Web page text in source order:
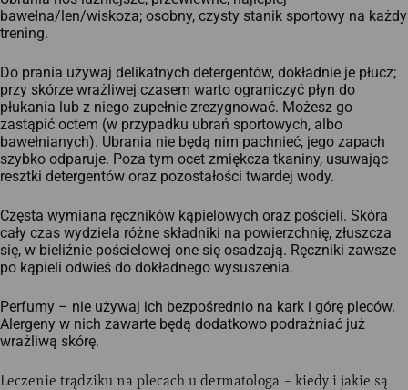
bawełna/len/wiskoza; osobny, czysty stanik sportowy na każdy
trening.
Do prania używaj delikatnych detergentów, dokładnie je płucz;
przy skórze wrażliwej czasem warto ograniczyć płyn do
płukania lub z niego zupełnie zrezygnować. Możesz go
zastąpić octem (w przypadku ubrań sportowych, albo
bawełnianych). Ubrania nie będą nim pachnieć, jego zapach
szybko odparuje. Poza tym ocet zmiękcza tkaniny, usuwając
resztki detergentów oraz pozostałości twardej wody.
Częsta wymiana ręczników kąpielowych oraz pościeli.​ Skóra
cały czas wydziela różne składniki na powierzchnię, złuszcza
się, w bieliźnie pościelowej one się osadzają. Ręczniki zawsze
po kąpieli odwieś do dokładnego wysuszenia.
Perfumy – nie używaj ich bezpośrednio na kark i górę pleców.​
Alergeny w nich zawarte będą dodatkowo podrażniać już
wrażliwą skórę.
Leczenie trądziku na plecach u dermatologa – kiedy i jakie są